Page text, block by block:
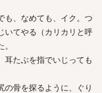
も、なめても、イク。つ
いてやる（カリカリと呼
耳たぶを指でいじっても
の骨を探るように、ぐり